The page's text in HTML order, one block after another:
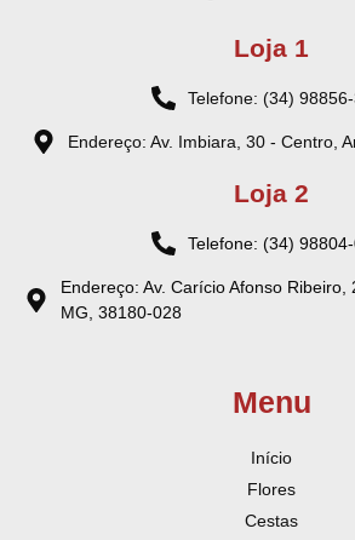
Loja 1
Telefone: (34)
Endereço: Av. Imbiara, 30 - Centro,
Loja 2
Telefone: (34)
Endereço: Av. Carício Afonso Ribeiro,
MG, 38180-028
Menu
Início
Flores
Cestas